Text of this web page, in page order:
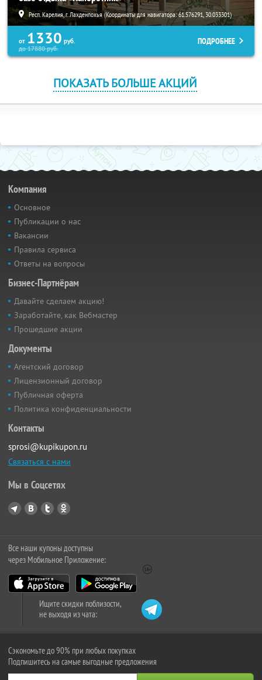
Респ. Карелия, г. Лахденпохья (Координаты для навигатора: 61.576291, 30.033301)
от 1330 руб.
до17880руб.
ПОДРОБНЕЕ
ПОКАЗАТЬ БОЛЬШЕ АКЦИЙ
Компания
Основное
Публикации о нас
Вакансии
Правила сервиса
Ответы на вопросы
Бизнес-Партнёрам
Давайте сделаем акцию!
Заработайте, как Вебмастер
Прошедшие акции
Документы
Агентский договор
Лицензионный договор
Публичная оферта
Политика конфиденциальности
Контакты
sprosi@kupikupon.ru
Связаться с нами
Мы в Соцсетях
Все наши купоны доступны
через Мобильное Приложение:
Ищите скидки поблизости,
не выходя из чата:
Сэкономьте до 90% при любых покупках
Подпишитесь на самые выгодные предложения